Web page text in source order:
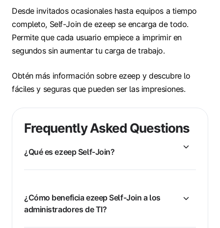
Desde invitados ocasionales hasta equipos a tiempo
completo, Self-Join de ezeep se encarga de todo.
Permite que cada usuario empiece a imprimir en
segundos sin aumentar tu carga de trabajo.
Obtén más información sobre ezeep y descubre lo
fáciles y seguras que pueden ser las impresiones.
Frequently Asked Questions
¿Qué es ezeep Self-Join?
¿Cómo beneficia ezeep Self-Join a los
administradores de TI?